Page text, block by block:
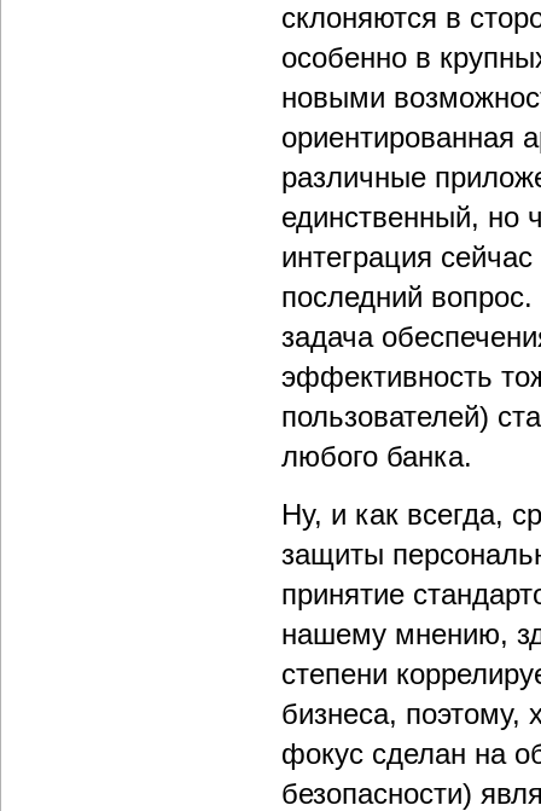
склоняются в
особенно в
новыми
ориентированная
различные
единственный, но
интеграция
последний
задача
эффективность
пользователей)
любого банка.
Ну, и как всегда,
защиты
принятие
нашему мнению,
степени
бизнеса, поэтому,
фокус сделан на
безопасности)